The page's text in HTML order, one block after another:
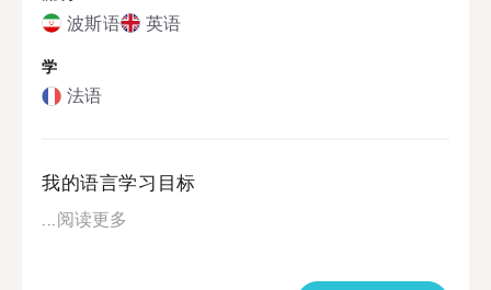
波斯语 英语
学
法语
我的语言学习目标
...阅读更多